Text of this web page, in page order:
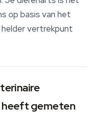
op basis van het
vertrekpunt
heeft gemeten